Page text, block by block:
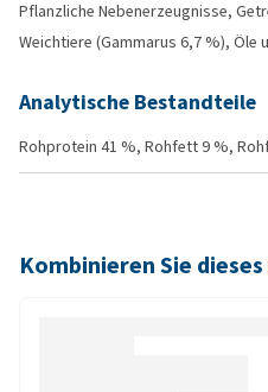
Pflanzliche Nebenerzeugnisse,
Weichtiere (Gammarus 6,7 %), Öle
Analytische Bestandteile
Rohprotein 41 %, Rohfett 9 %,
Kombinieren Sie